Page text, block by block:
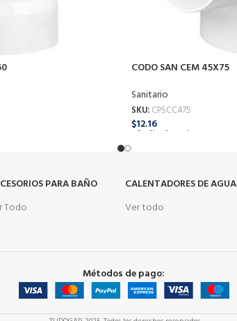
CODO SAN CEM 45X75
Sanitario
SKU: CPSCC475
$12.16
Añadir Al Carrito
PARA BAÑO
Todo
CALENTADORES DE AGUA
Ver todo
Métodos de pago: